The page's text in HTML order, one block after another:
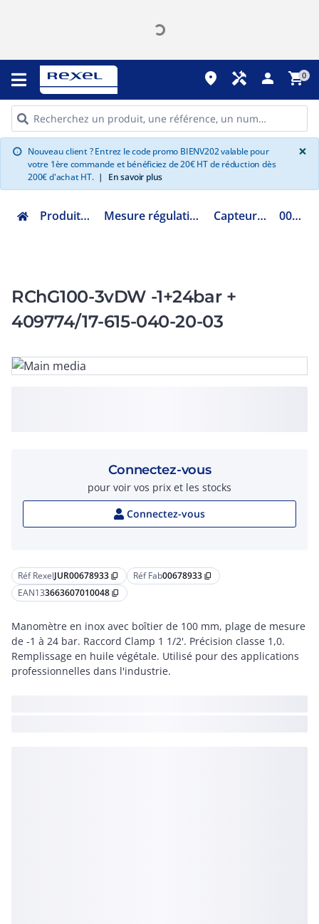
place handyman person shopping_cart0
info Nouveau client ? Entrez le code promo BIENV202 valable pour
votre 1ère commande et bénéficiez de 20€ HT de réduction dès
200€ d'achat HT. | En savoir plus
×
Produits Industriels Mesure régulation instrumentation Capteur de pression 00678933
RChG100-3vDW -1+24bar +
409774/17-615-040-20-03
Réf RexelJUR00678933 content_copy Réf Fab00678933 content_copy
EAN133663607010048 content_copy
Manomètre en inox avec boîtier de 100 mm, plage de mesure
de -1 à 24 bar. Raccord Clamp 1 1/2'. Précision classe 1,0.
Remplissage en huile végétale. Utilisé pour des applications
professionnelles dans l'industrie.
Connectez-vous
pour voir vos prix et les stocks
Connectez-vous